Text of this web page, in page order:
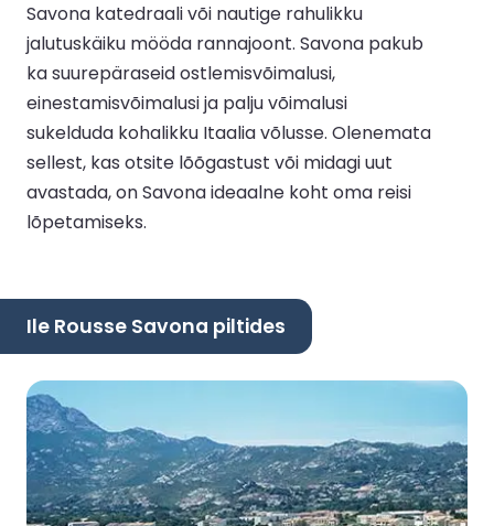
Savona katedraali või nautige rahulikku
jalutuskäiku mööda rannajoont. Savona pakub
ka suurepäraseid ostlemisvõimalusi,
einestamisvõimalusi ja palju võimalusi
sukelduda kohalikku Itaalia võlusse. Olenemata
sellest, kas otsite lõõgastust või midagi uut
avastada, on Savona ideaalne koht oma reisi
lõpetamiseks.
Ile Rousse Savona piltides